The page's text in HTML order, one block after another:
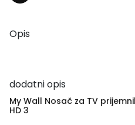
Opis
dodatni opis
My Wall Nosač za TV
HD 3